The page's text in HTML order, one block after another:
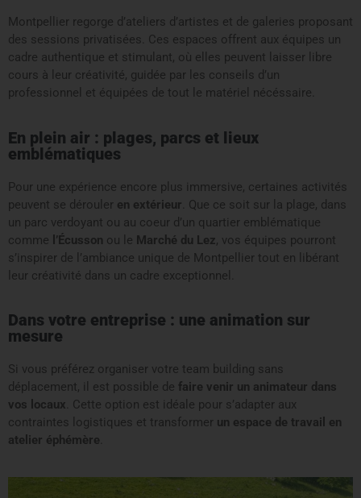
Montpellier regorge d’ateliers d’artistes et de galeries proposant
des sessions privatisées. Ces espaces offrent aux équipes un
cadre authentique et stimulant, où elles peuvent laisser libre
cours à leur créativité, guidée par les conseils d’un
professionnel et équipées de tout le matériel nécéssaire.
En plein air : plages, parcs et lieux
emblématiques
Pour une expérience encore plus immersive, certaines activités
peuvent se dérouler en extérieur . Que ce soit sur la plage, dans
un parc verdoyant ou au coeur d’un quartier emblématique
comme l’Écusson ou le Marché du Lez, vos équipes pourront
s’inspirer de l’ambiance unique de Montpellier tout en libérant
leur créativité dans un cadre exceptionnel.
Dans votre entreprise : une animation sur
mesure
Si vous préférez organiser votre team building sans
déplacement, il est possible de faire venir un animateur dans
vos locaux . Cette option est idéale pour s’adapter aux
contraintes logistiques et transformer un espace de travail en
atelier éphémère